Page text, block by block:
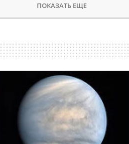
ПОКАЗАТЬ ЕЩЕ